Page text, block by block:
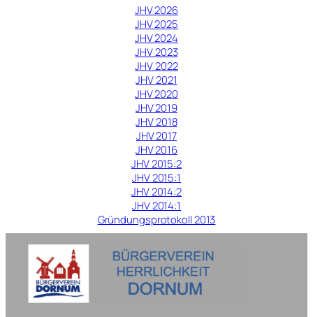
JHV 2026
JHV 2025
JHV 2024
JHV 2023
JHV 2022
JHV 2021
JHV 2020
JHV 2019
JHV 2018
JHV 2017
JHV 2016
JHV 2015:2
JHV 2015:1
JHV 2014:2
JHV 2014:1
Gründungsprotokoll 2013